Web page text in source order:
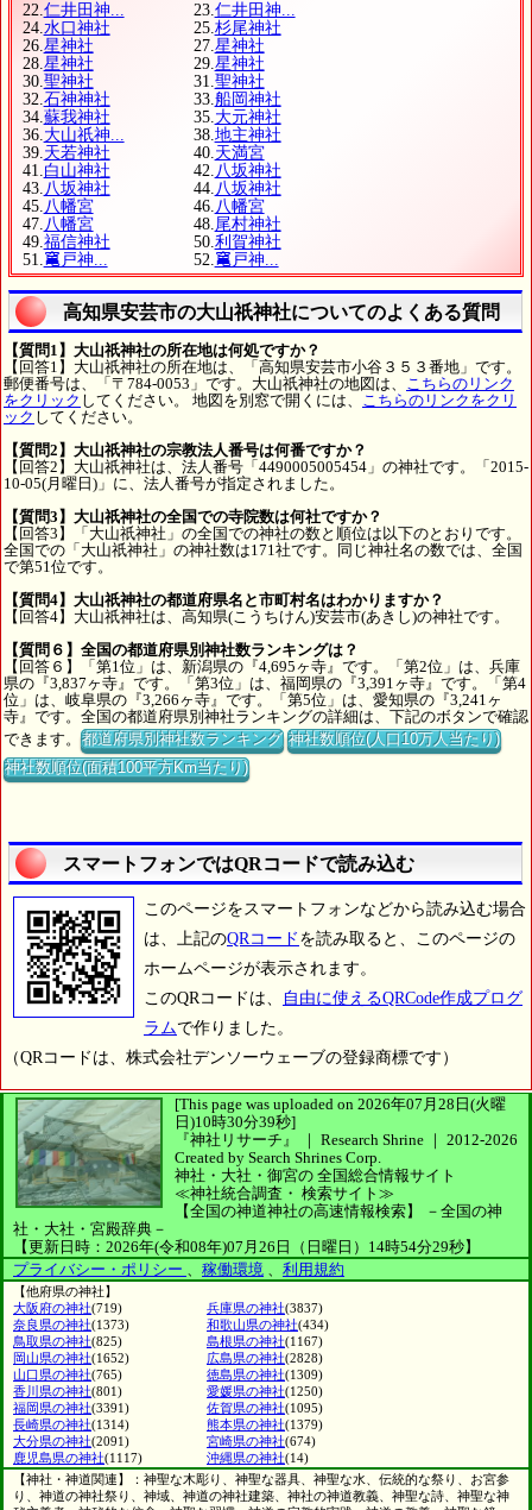
22.仁井田神... 23.仁井田神...
24.水口神社 25.杉尾神社
26.星神社 27.星神社
28.星神社 29.星神社
30.聖神社 31.聖神社
32.石神神社 33.船岡神社
34.蘇我神社 35.大元神社
36.大山祇神... 38.地主神社
39.天若神社 40.天満宮
41.白山神社 42.八坂神社
43.八坂神社 44.八坂神社
45.八幡宮 46.八幡宮
47.八幡宮 48.尾村神社
49.福信神社 50.利賀神社
51.𥧄戸神... 52.𥧄戸神...
高知県安芸市の大山祇神社についてのよくある質問
【質問1】大山祇神社の所在地は何処ですか？
【回答1】大山祇神社の所在地は、「高知県安芸市小谷３５３番地」です。
郵便番号は、「〒784-0053」です。大山祇神社の地図は、 こちらのリンク
をクリック してください。 地図を別窓で開くには、 こちらのリンクをクリ
ック してください。
【質問2】大山祇神社の宗教法人番号は何番ですか？
【回答2】大山祇神社は、法人番号「4490005005454」の神社です。「2015-
10-05(月曜日)」に、法人番号が指定されました。
【質問3】大山祇神社の全国での寺院数は何社ですか？
【回答3】「大山祇神社」の全国での神社の数と順位は以下のとおりです。
全国での「大山祇神社」の神社数は171社です。同じ神社名の数では、全国
で第51位です。
【質問4】大山祇神社の都道府県名と市町村名はわかりますか？
【回答4】大山祇神社は、高知県(こうちけん)安芸市(あきし)の神社です。
【質問６】全国の都道府県別神社数ランキングは？
【回答６】「第1位」は、新潟県の『4,695ヶ寺』です。「第2位」は、兵庫
県の『3,837ヶ寺』です。「第3位」は、福岡県の『3,391ヶ寺』です。「第4
位」は、岐阜県の『3,266ヶ寺』です。「第5位」は、愛知県の『3,241ヶ
寺』です。全国の都道府県別神社ランキングの詳細は、下記のボタンで確認
できます。都道府県別神社数ランキング 神社数順位(人口10万人当たり)
神社数順位(面積100平方Km当たり)
スマートフォンではQRコードで読み込む
このページをスマートフォンなどから読み込む場合
は、上記のQRコード を読み取ると、このページの
ホームページが表示されます。
このQRコードは、
自由に使えるQRCode作成プログ
ラムで作りました。
（QRコードは、株式会社デンソーウェーブの登録商標です）
[This page was uploaded on 2026年07月28日(火曜
日)10時30分39秒]
『神社リサーチ』 ｜ Research Shrine ｜ 2012-2026
Created by Search Shrines Corp.
神社・大社・御宮の 全国総合情報サイト
≪神社統合調査・ 検索サイト≫
【全国の神道神社の高速情報検索】
－全国の神
社・大社・宮殿辞典－
【更新日時：2026年(令和08年)07月26日（日曜日）14時54分29秒】
プライバシー・ポリシー 、 稼働環境 、 利用規約
【他府県の神社】
大阪府の神社(719) 兵庫県の神社(3837)
奈良県の神社(1373) 和歌山県の神社(434)
鳥取県の神社(825) 島根県の神社(1167)
岡山県の神社(1652) 広島県の神社(2828)
山口県の神社(765) 徳島県の神社(1309)
香川県の神社(801) 愛媛県の神社(1250)
福岡県の神社(3391) 佐賀県の神社(1095)
長崎県の神社(1314) 熊本県の神社(1379)
大分県の神社(2091) 宮崎県の神社(674)
鹿児島県の神社(1117) 沖縄県の神社(14)
【神社・神道関連】：神聖な木彫り、神聖な器具、神聖な水、伝統的な祭り、お宮参
り、神道の神社祭り、神域、神道の神社建築、神社の神道教義、神聖な詩、神聖な神